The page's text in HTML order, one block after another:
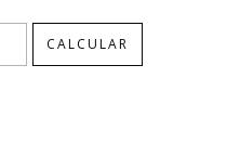
CALCULAR